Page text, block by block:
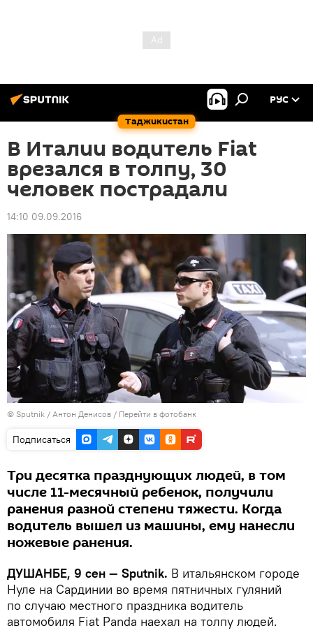
Таджикистан
РУС
В Италии водитель Fiat
врезался в толпу, 30
человек пострадали
14:10 09.09.2016
© Sputnik / Антон Денисов / Перейти в фотобанк
Подписаться
Три десятка празднующих людей, в том
числе 11-месячный ребенок, получили
ранения разной степени тяжести. Когда
водитель вышел из машины, ему нанесли
ножевые ранения.
ДУШАНБЕ, 9 сен — Sputnik. В итальянском городе
Нуле на Сардинии во время пятничных гуляний
по случаю местного праздника водитель
автомобиля Fiat Panda наехал на толпу людей.